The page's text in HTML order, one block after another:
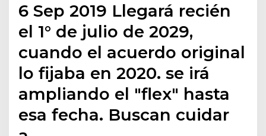
6 Sep 2019 Llegará recién
el 1° de julio de 2029,
cuando el acuerdo original
lo fijaba en 2020. se irá
ampliando el "flex" hasta
esa fecha. Buscan cuidar